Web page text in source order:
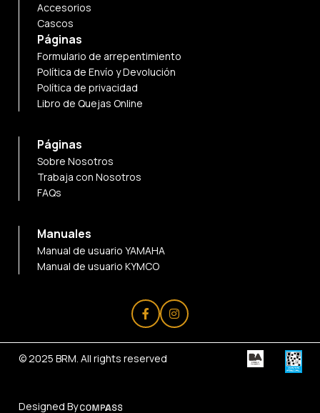
Accesorios
Cascos
Páginas
Formulario de arrepentimiento
Política de Envío y Devolución
Política de privacidad
Libro de Quejas Online
Páginas
Sobre Nosotros
Trabaja con Nosotros
FAQs
Manuales
Manual de usuario YAMAHA
Manual de usuario KYMCO
© 2025 BRM. All rights reserved
Designed By